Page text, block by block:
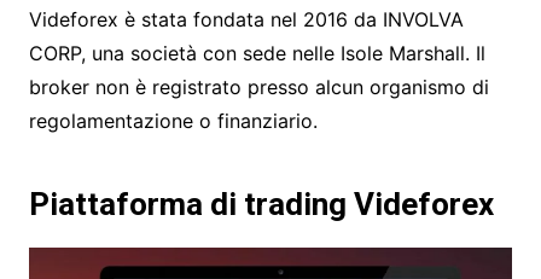
Videforex è stata fondata nel 2016 da INVOLVA
CORP, una società con sede nelle Isole Marshall. Il
broker non è registrato presso alcun organismo di
regolamentazione o finanziario.
Piattaforma di trading Videforex